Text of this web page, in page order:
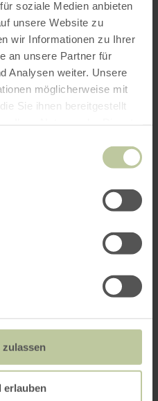
soziale Medien anbieten
unsere Website zu
wir Informationen zu Ihrer
an unsere Partner für
Analysen weiter. Unsere
möglicherweise mit
Sie ihnen bereitgestellt
erlauben